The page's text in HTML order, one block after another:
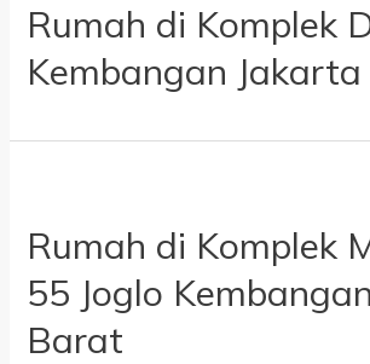
Rumah di Komplek
Kembangan
Rumah di Komplek
55 Joglo
Barat